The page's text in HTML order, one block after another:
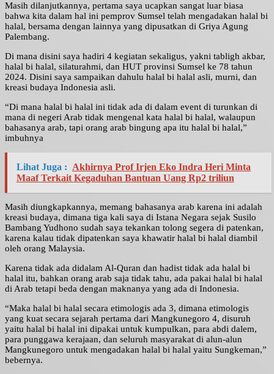
Masih dilanjutkannya, pertama saya ucapkan sangat luar biasa
bahwa kita dalam hal ini pemprov Sumsel telah mengadakan halal bi
halal, bersama dengan lainnya yang dipusatkan di Griya Agung
Palembang.
Di mana disini saya hadiri 4 kegiatan sekaligus, yakni tabligh akbar,
halal bi halal, silaturahmi, dan HUT provinsi Sumsel ke 78 tahun
2024. Disini saya sampaikan dahulu halal bi halal asli, murni, dan
kreasi budaya Indonesia asli.
“Di mana halal bi halal ini tidak ada di dalam event di turunkan di
mana di negeri Arab tidak mengenal kata halal bi halal, walaupun
bahasanya arab, tapi orang arab bingung apa itu halal bi halal,”
imbuhnya
Lihat Juga : Akhirnya Prof Irjen Eko Indra Heri Minta
Maaf Terkait Kegaduhan Bantuan Uang Rp2 triliun
Masih diungkapkannya, memang bahasanya arab karena ini adalah
kreasi budaya, dimana tiga kali saya di Istana Negara sejak Susilo
Bambang Yudhono sudah saya tekankan tolong segera di patenkan,
karena kalau tidak dipatenkan saya khawatir halal bi halal diambil
oleh orang Malaysia.
Karena tidak ada didalam Al-Quran dan hadist tidak ada halal bi
halal itu, bahkan orang arab saja tidak tahu, ada pakai halal bi halal
di Arab tetapi beda dengan maknanya yang ada di Indonesia.
“Maka halal bi halal secara etimologis ada 3, dimana etimologis
yang kuat secara sejarah pertama dari Mangkunegoro 4, disuruh
yaitu halal bi halal ini dipakai untuk kumpulkan, para abdi dalem,
para punggawa kerajaan, dan seluruh masyarakat di alun-alun
Mangkunegoro untuk mengadakan halal bi halal yaitu Sungkeman,”
bebernya.